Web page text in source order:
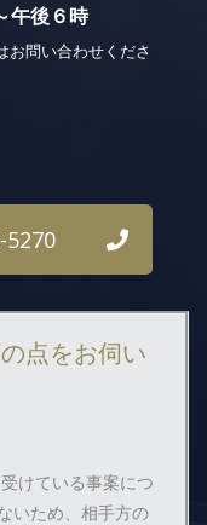
午後６時
お問い合わせくださ
5270
点をお伺い
けている事案につ
いため、相手方の